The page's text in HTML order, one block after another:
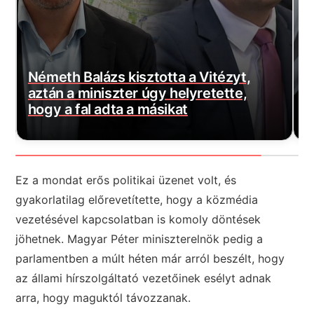
Elképesztő mit találtak Novák Katalin
egykori kormányzati irodájában
Ez a mondat erős politikai üzenet volt, és
gyakorlatilag előrevetítette, hogy a közmédia
vezetésével kapcsolatban is komoly döntések
jöhetnek. Magyar Péter miniszterelnök pedig a
parlamentben a múlt héten már arról beszélt, hogy
az állami hírszolgáltató vezetőinek esélyt adnak
arra, hogy maguktól távozzanak.